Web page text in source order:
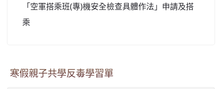
「空軍搭乘班(專)機安全檢查具體作法」申請及搭
乘
寒假親子共學反毒學習單